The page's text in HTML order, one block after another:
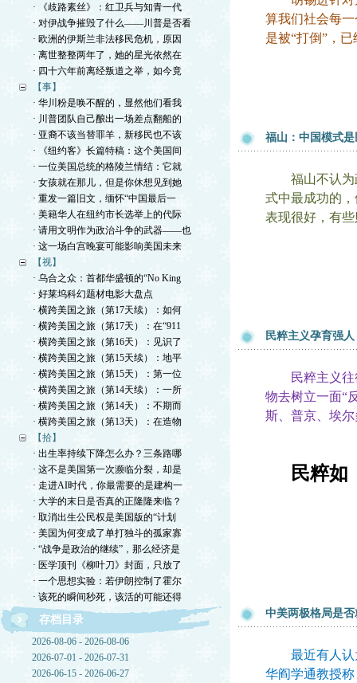
· 《歧路素丝》：红卫兵与知青一代
· 对伊战争摧毁了什么——川普是否看
· 欧洲的伊斯兰非法移民危机，原因
· 离世整整两年了，她的星光依然在
· 四十六年前离经叛道之举，如今竟
【事】
· 华川粉是唤不醒的，显然他们看我
· 川普团队自己酿出一场差点翻船的
· 亚裔不该当替罪羊，新移民也不该
· 《纽约客》长篇特稿：这个美国间
· 一位美国总统的格陵兰情结：它就
· 女孩就在那儿，但是你休想见到她
· 重发一篇旧文，缅怀“中国最后一
· 美籍华人在纽约市长选举上的代际
· 请用文明作为政治斗争的武器——也
· 这一场白宫晚宴可能影响美国未来
【视】
· 乌合之众：首都华盛顿的“No King
· 好莱坞科幻题材电影大盘点
· 横跨美国之旅（第17天续）：如何
· 横跨美国之旅（第17天）：在“911
· 横跨美国之旅（第16天）：见识了
· 横跨美国之旅（第15天续）：地平
· 横跨美国之旅（第15天）：第一位
· 横跨美国之旅（第14天续）：一所
· 横跨美国之旅（第14天）：不期而
· 横跨美国之旅（第13天）：在造物
【拾】
· 出生率持续下降怎么办？三条路哪
· 这不是美国第一次濒临分裂，却是
· 走进AI时代，你最需要的是建构一
· 大学的末日是否真的正隆隆来临？
· 取消出生公民权是美国版的“计划
· 美国为何变成了单打独斗的孤家寡
· “战争是政治的继续”，那么经济是
· 医学顶刊《柳叶刀》封面，只放了
· 一个思想实验：若伊朗控制了霍尔
· 该死的瞬间秒死，该活的可能还得
存档目录
2026-08-06 - 2026-08-06
2026-07-01 - 2026-07-31
2026-06-15 - 2026-06-27
算我们社会每
是被“打倒”，
福山：中国模式
福山不认为政
式中最成功的
表现很好，有
民粹主义孕育强
民粹主义往往
物去树立一面“
斯、普京、埃
民粹如
中美两极格局是
最近有人认为
华阎学通教授称